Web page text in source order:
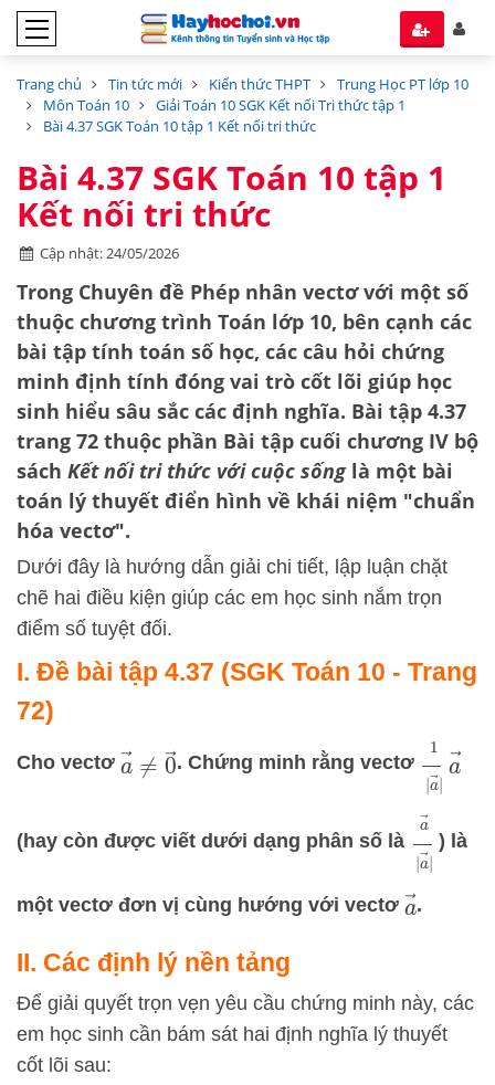
Trang chủ Tin tức mới Kiến thức THPT
Trung Học PT lớp 10
Môn Toán 10
Giải Toán 10 SGK Kết nối Tri thức tập 1
Bài 4.37 SGK Toán 10 tập 1 Kết nối tri thức
Bài 4.37 SGK Toán 10 tập 1
Kết nối tri thức
Cập nhật: 24/05/2026
Trong Chuyên đề Phép nhân vectơ với một số
thuộc chương trình Toán lớp 10, bên cạnh các
bài tập tính toán số học, các câu hỏi chứng
minh định tính đóng vai trò cốt lõi giúp học
sinh hiểu sâu sắc các định nghĩa. Bài tập 4.37
trang 72 thuộc phần Bài tập cuối chương IV bộ
sách Kết nối tri thức với cuộc sốnglà một bài
toán lý thuyết điển hình về khái niệm "chuẩn
hóa vectơ".
Dưới đây là hướng dẫn giải chi tiết, lập luận chặt
chẽ hai điều kiện giúp các em học sinh nắm trọn
điểm số tuyệt đối.
I. Đề bài tập 4.37 (SGK Toán 10 - Trang
72)
Cho vectơ a → ≠0 →
. Chứng minh rằng vectơ 1| a→
(hay còn được viết dưới dạng phân số là
a→ |a
) là
một vectơ đơn vị cùng hướng với vectơ a→
.
II. Các định lý nền tảng
Để giải quyết trọn vẹn yêu cầu chứng minh này, các
em học sinh cần bám sát hai định nghĩa lý thuyết
cốt lõi sau: